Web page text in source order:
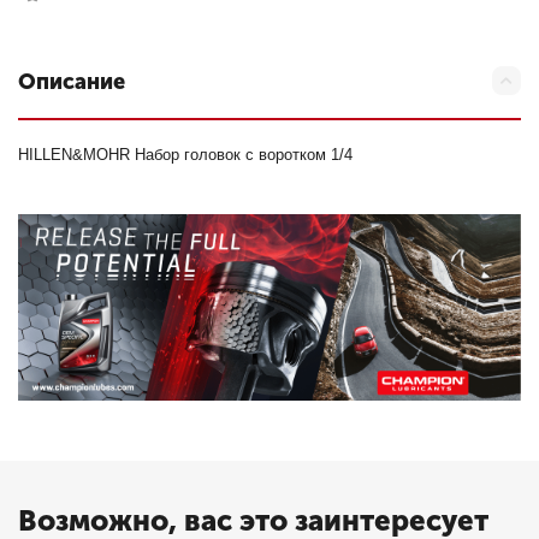
Описание
HILLEN&MOHR Набор головок с воротком 1/4
Возможно, вас это заинтересует